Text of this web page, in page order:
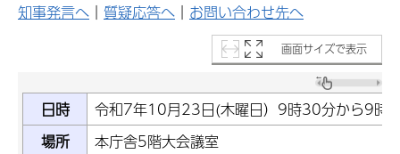
知事発言へ ｜ 質疑応答へ ｜ お問い合わせ先へ
画面サイズで表示
日時
令和7年10月23日(木曜日）9時30分から9時
場所
本庁舎5階大会議室